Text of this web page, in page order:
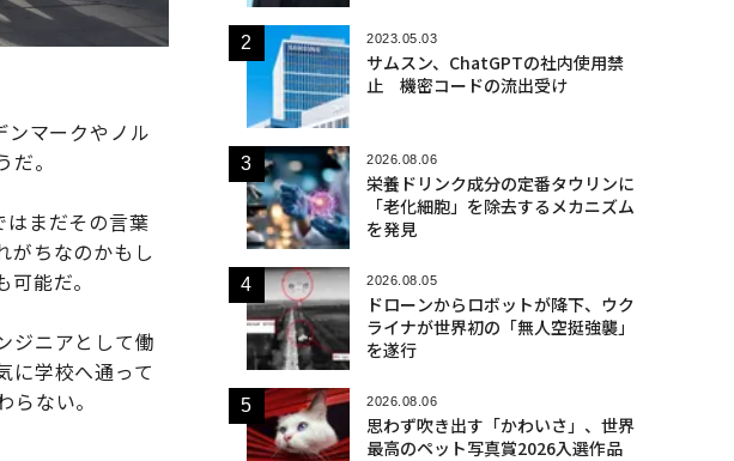
マークやノル
。
まだその言葉
がちなのかもし
能だ。
ジニアとして働
に学校へ通って
ない。
2023.05.03
サムスン、ChatGPTの社内使用禁
止 機密コードの流出受け
2026.08.06
栄養ドリンク成分の定番タウリンに
「老化細胞」を除去するメカニズム
を発見
2026.08.05
ドローンからロボットが降下、ウク
ライナが世界初の「無人空挺強襲」
を遂行
2026.08.06
思わず吹き出す「かわいさ」、世界
最高のペット写真賞2026入選作品